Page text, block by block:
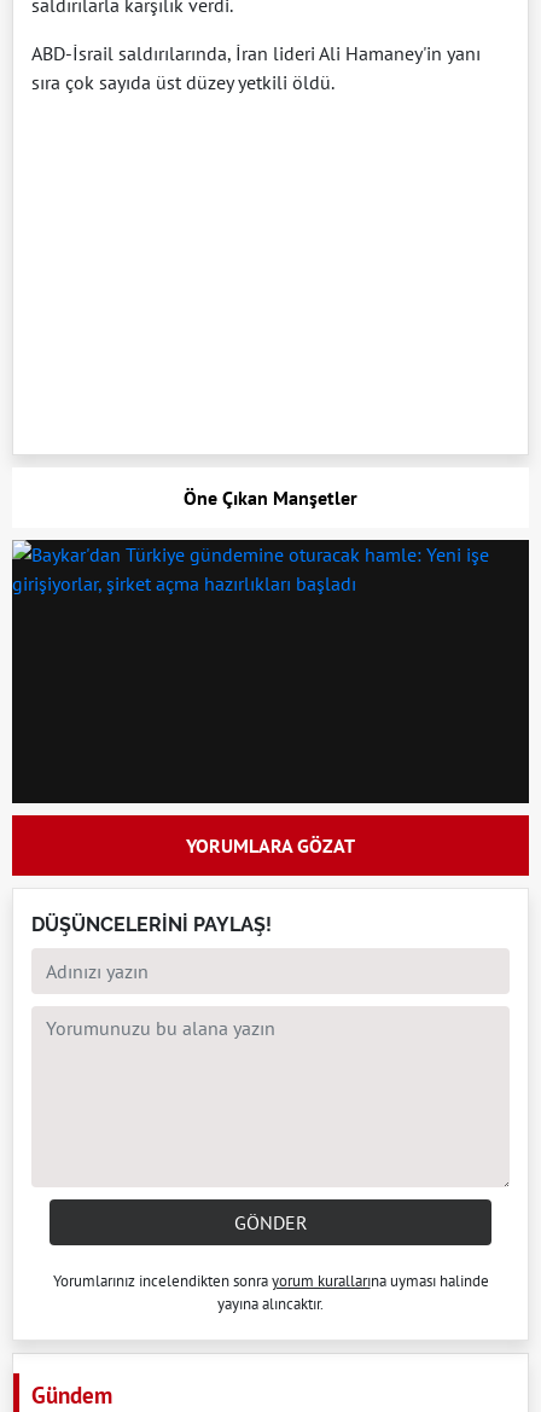
saldırılarla karşılık verdi.
ABD-İsrail saldırılarında, İran lideri Ali Hamaney'in yanı
sıra çok sayıda üst düzey yetkili öldü.
Öne Çıkan Manşetler
YORUMLARA GÖZAT
DÜŞÜNCELERİNİ PAYLAŞ!
GÖNDER
Yorumlarınız incelendikten sonrayorum kurallarına uyması halinde
yayına alıncaktır.
Gündem